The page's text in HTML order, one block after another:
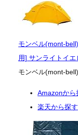
モンベル(mont-
用] サンライトイ
モンベル(mont-bell)
Amazonから
楽天から探す